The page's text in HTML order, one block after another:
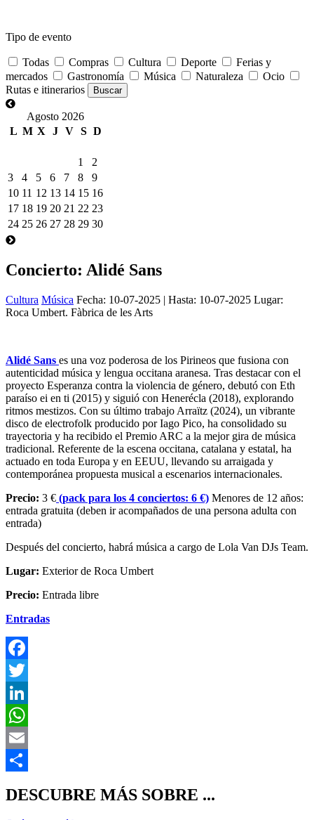
Tipo de evento
Todas Compras Cultura Deporte
Ferias y
mercados
Gastronomía Música Naturaleza
Ocio
Rutas e itinerarios
Agosto 2026
L M X J V S D
1
2
3
4 5 6 7 8
9
10 11 12 13 14 15 16
17 18 19 20 21 22 23
24 25 26 27 28 29 30
Concierto: Alidé Sans
Cultura Música Fecha: 10-07-2025 | Hasta: 10-07-2025 Lugar:
Roca Umbert. Fàbrica de les Arts
Alidé Sans es una voz poderosa de los Pirineos que fusiona con
autenticidad música y lengua occitana aranesa. Tras destacar con el
proyecto Esperanza contra la violencia de género, debutó con Eth
paraíso ei en ti (2015) y siguió con Henerécla (2018), explorando
ritmos mestizos. Con su último trabajo Arraïtz (2024), un vibrante
disco de electrofolk producido por Iago Pico, ha consolidado su
trayectoria y ha recibido el Premio ARC a la mejor gira de música
tradicional. Referente de la escena occitana, catalana y estatal, ha
actuado en toda Europa y en EEUU, llevando su arraigada y
contemporánea propuesta musical a escenarios internacionales.
Precio: 3 € (pack para los 4 conciertos: 6 €) Menores de 12 años:
entrada gratuita (deben ir acompañados de una persona adulta con
entrada)
Después del concierto, habrá música a cargo de Lola Van DJs Team.
Lugar: Exterior de Roca Umbert
Precio: Entrada libre
Entradas
DESCUBRE MÁS SOBRE ...